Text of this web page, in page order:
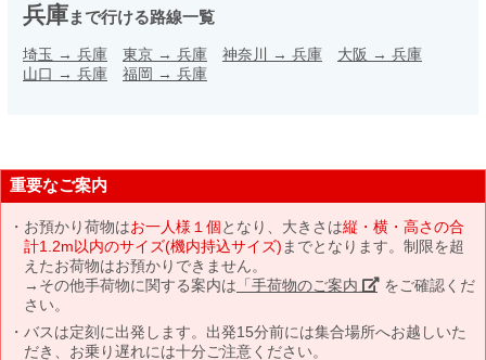
兵庫まで行ける路線一覧
埼玉 → 兵庫 東京 → 兵庫 神奈川 → 兵庫 大阪 → 兵庫
山口 → 兵庫 福岡 → 兵庫
重要なご案内
お預かり荷物はお一人様１個となり、大きさは縦・横・高さの合
計1.2m以内のサイズ(機内持込サイズ) までとなります。制限を超
えたお荷物はお預かりできません。
→その他手荷物に関する案内は 「手荷物のご案内」 をご確認くだ
さい。
バスは定刻に出発します。出発15分前には集合場所へお越しいた
だき、お乗り遅れには十分ご注意ください。